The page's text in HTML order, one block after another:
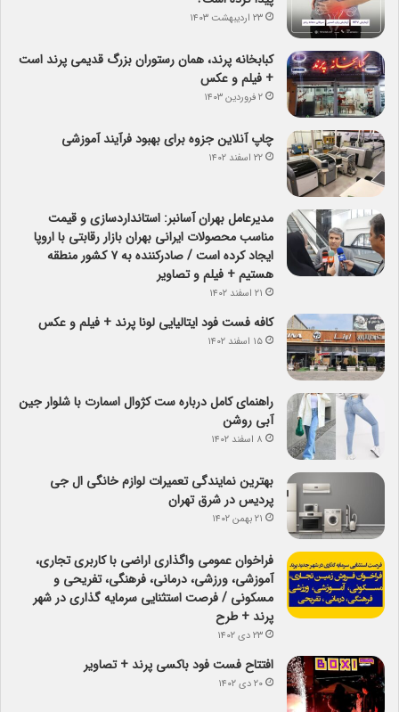
۲۳ اردیبهشت ۱۴۰۳
کبابخانه پرند، همان رستوران بزرگ قدیمی پرند است
+ فیلم و عکس
۲ فروردین ۱۴۰۳
چاپ آنلاین جزوه برای بهبود فرآیند آموزشی
۲۲ اسفند ۱۴۰۲
مدیرعامل بهران آسانبر: استانداردسازی و قیمت
مناسب محصولات ایرانی بهران بازار رقابتی با اروپا
ایجاد کرده است / صادرکننده به ۷ کشور منطقه
هستیم + فیلم و تصاویر
۲۱ اسفند ۱۴۰۲
کافه فست فود ایتالیایی لونا پرند + فیلم و عکس
۱۵ اسفند ۱۴۰۲
راهنمای کامل درباره ست کژوال اسمارت با شلوار جین
آبی روشن
۸ اسفند ۱۴۰۲
بهترین نمایندگی تعمیرات لوازم خانگی ال جی
پردیس در شرق تهران
۲۱ بهمن ۱۴۰۲
فراخوان عمومی واگذاری اراضی با کاربری تجاری،
آموزشی، ورزشی، درمانی، فرهنگی، تفریحی و
مسکونی / فرصت استثنایی سرمایه گذاری در شهر
پرند + طرح
۲۳ دی ۱۴۰۲
افتتاح فست فود باکسی پرند + تصاویر
۲۰ دی ۱۴۰۲